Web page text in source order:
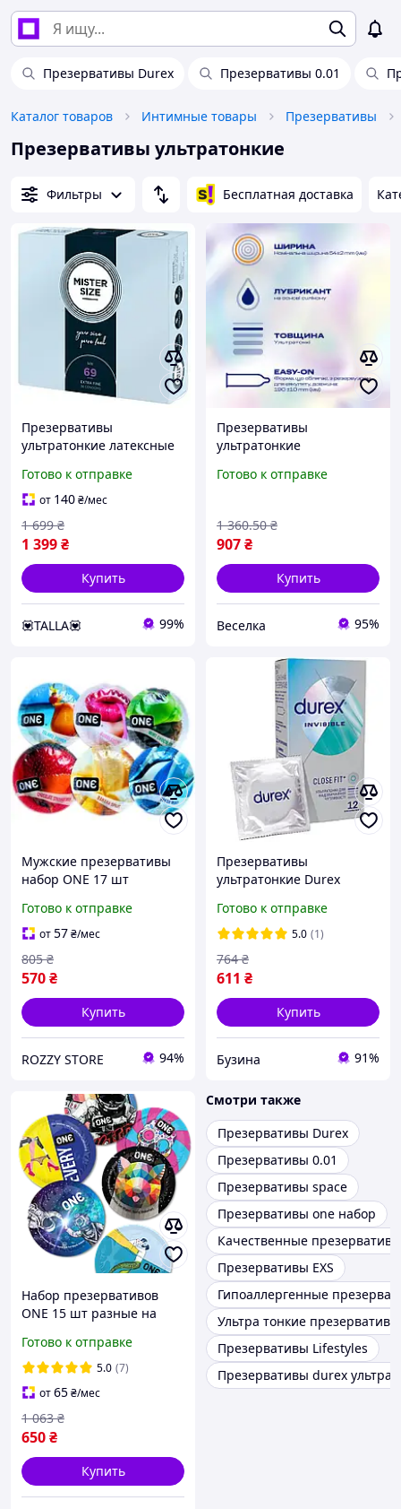
Презервативы Durex Презервативы 0.01
Каталог товаров Интимные товары Презервативы
Презервативы ультратонкие
Фильтры Бесплатная доставка
Презервативы
ультратонкие латексные
упаковку 36 шт.) sexstyle
Готово к отправке
от 140₴/мес
1 399₴
1 699 ₴
Купить
💟TALLA💟 99%
Презервативы
ультратонкие
для максимального
чувствительности 12 шт
BROWN
Готово к отправке
907₴
1 360.50 ₴
Купить
Веселка 95%
Мужские презервативы
набор ONE 17 шт
на выбор ультратонкие
необычные ребристые
подарок
Готово к отправке
от57₴/мес
570₴
805 ₴
Купить
ROZZY STORE 94%
Презервативы
ультратонкие Durex
Готово к отправке
5.0 (1)
611 ₴
764 ₴
Купить
Бузина 91%
Набор презервативов
ONE 15 шт разные на
ребристые ультратонкие
классические тату
светящиеся
Готово к отправке
5.0 (7)
от65₴/мес
650₴
1 063 ₴
Купить
Смотри также
Презервативы Durex
Презервативы 0.01
Презервативы space
Презервативы one набор
Качественные презервативы
Презервативы EXS
Гипоаллергенные
Ультра тонкие презервативы
Презервативы Lifestyles
Презервативы durex